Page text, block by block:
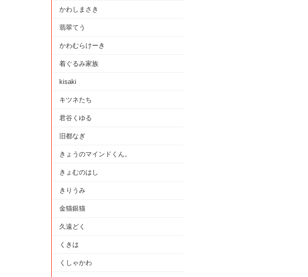
かわしまさき
翡翠てう
かわむらけーき
着ぐるみ家族
kisaki
キツネたち
君谷くゆる
旧都なぎ
きょうのマインドくん。
きょむのはし
きりうみ
金猫銀猫
久遠どく
くきは
くしゃかわ